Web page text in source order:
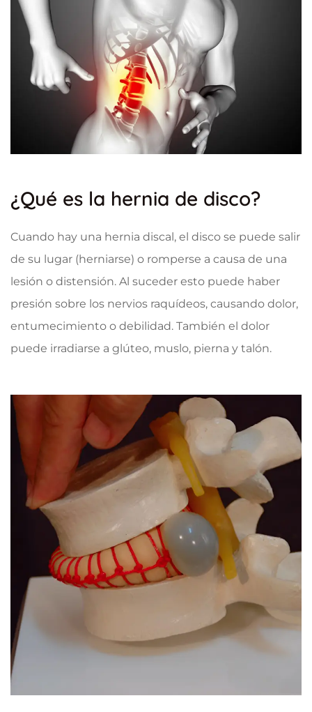
¿Qué es la hernia de disco?
Cuando hay una hernia discal, el disco se puede salir
de su lugar (herniarse) o romperse a causa de una
lesión o distensión. Al suceder esto puede haber
presión sobre los nervios raquídeos, causando dolor,
entumecimiento o debilidad. También el dolor
puede irradiarse a glúteo, muslo, pierna y talón.